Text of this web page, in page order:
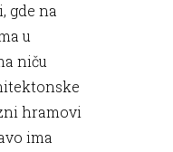
gde na
u
niču
hramovi
ima